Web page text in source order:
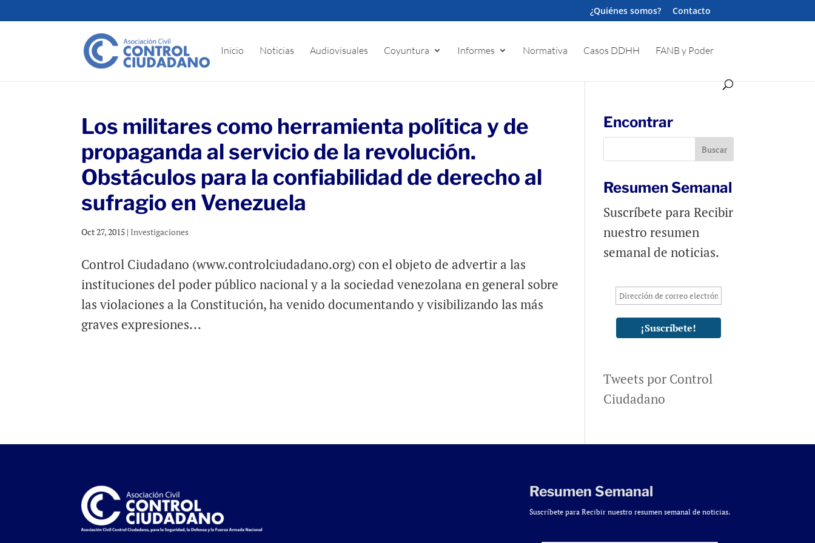
¿Quiénes somos? Contacto
Inicio Noticias Audiovisuales Coyuntura Informes Normativa Casos DDHH FANB y Poder
Los militares como herramienta política y de
propaganda al servicio de la revolución.
Obstáculos para la confiabilidad de derecho al
sufragio en Venezuela
Oct 27, 2015 |Investigaciones
Control Ciudadano (www.controlciudadano.org) con el objeto de advertir a las
instituciones del poder público nacional y a la sociedad venezolana en general sobre
las violaciones a la Constitución, ha venido documentando y visibilizando las más
graves expresiones...
Encontrar
Resumen Semanal
Suscríbete para Recibir
nuestro resumen
semanal de noticias.
Tweets por Control
Ciudadano
Resumen Semanal
Suscríbete para Recibir nuestro resumen semanal de noticias.